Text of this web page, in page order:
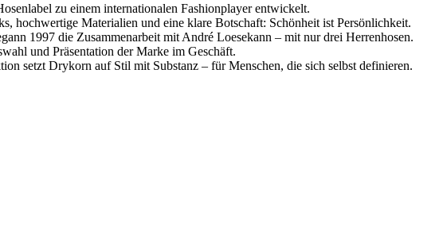
zu einem internationalen Fashionplayer entwickelt.
hochwertige Materialien und eine klare Botschaft: Schönheit ist Persönlichkeit.
1997 die Zusammenarbeit mit André Loesekann – mit nur drei Herrenhosen.
und Präsentation der Marke im Geschäft.
setzt Drykorn auf Stil mit Substanz – für Menschen, die sich selbst definieren.